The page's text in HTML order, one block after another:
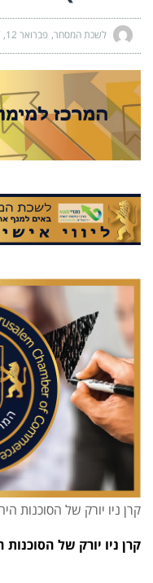
לשכת המסחר פברואר 12, 2017
קרן ניו יורק של הסוכנות
קרן ניו יורק של